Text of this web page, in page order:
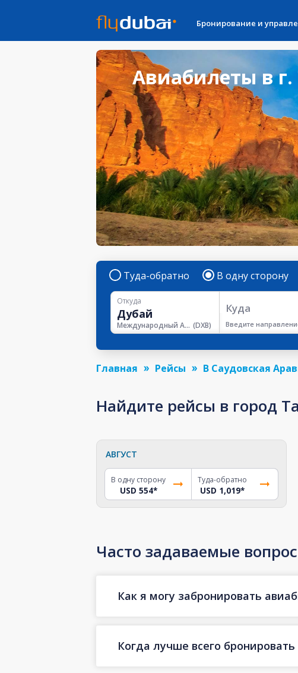
Бронирование и
Авиабилеты в г.
Туда-обратно В одну сторону
Откуда
Международный Аэропорт Дубая (DXB)
Куда
Введите
Главная Рейсы В Саудовская
Найдите рейсы в город
АВГУСТ
В одну сторону
USD 554*
Туда-обратно
USD 1,019*
Часто задаваемые
Как я могу забронировать
Когда лучше всего